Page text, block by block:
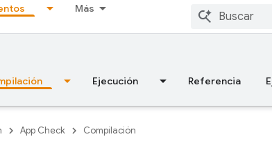
Más
Ejecución Referencia
App Check Compilación